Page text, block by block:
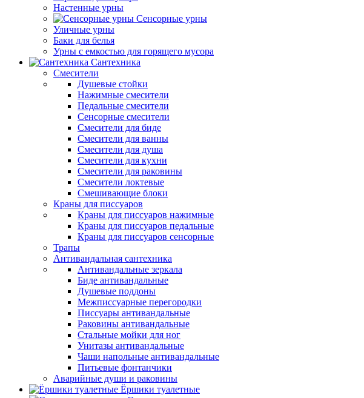
Настенные урны
Сенсорные урны
Уличные урны
Баки для белья
Урны с емкостью для горящего мусора
Сантехника
Смесители
Душевые стойки
Нажимные смесители
Педальные смесители
Сенсорные смесители
Смесители для биде
Смесители для ванны
Смесители для душа
Смесители для кухни
Смесители для раковины
Смесители локтевые
Смешивающие блоки
Краны для писсуаров
Краны для писсуаров нажимные
Краны для писсуаров педальные
Краны для писсуаров сенсорные
Трапы
Антивандальная сантехника
Антивандальные зеркала
Биде антивандальные
Душевые поддоны
Межписсуарные перегородки
Писсуары антивандальные
Раковины антивандальные
Стальные мойки для ног
Унитазы антивандальные
Чаши напольные антивандальные
Питьевые фонтанчики
Аварийные души и раковины
Ёршики туалетные